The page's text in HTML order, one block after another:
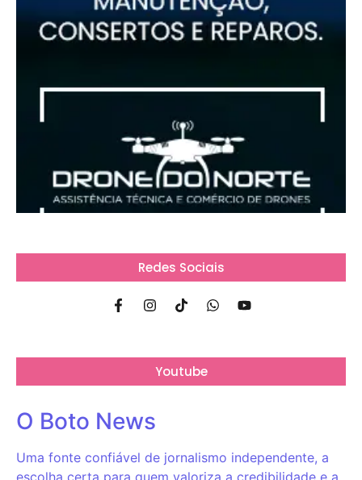
Redes Sociais
Youtube
O Boto News
Uma fonte confiável de jornalismo independente, a